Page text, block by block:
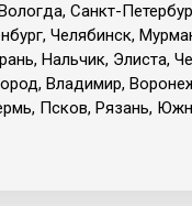
Санкт-
Челябинск,
Нальчик, Элиста,
Владимир,
Псков, Рязань,